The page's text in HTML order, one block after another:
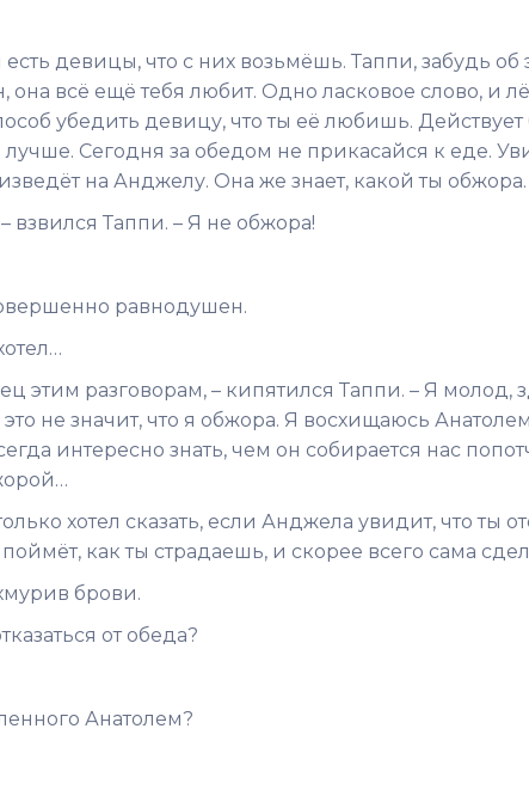
девицы, что с них возьмёшь. Таппи, забудь об
она всё ещё тебя любит. Одно ласковое слово, и
убедить девицу, что ты её любишь. Действует
лучше. Сегодня за обедом не прикасайся к еде.
на Анджелу. Она же знает, какой ты обжора.
взвился Таппи. – Я не обжора!
равнодушен.
этим разговорам, – кипятился Таппи. – Я молод,
не значит, что я обжора. Я восхищаюсь
интересно знать, чем он собирается нас
хотел сказать, если Анджела увидит, что ты
как ты страдаешь, и скорее всего сама
брови.
от обеда?
Анатолем?